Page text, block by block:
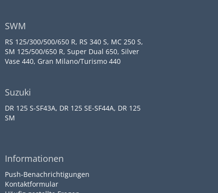
SWM
RS 125/300/500/650 R, RS 340 S, MC 250 S,
SM 125/500/650 R, Super Dual 650, Silver
Vase 440, Gran Milano/Turismo 440
Suzuki
DR 125 S-SF43A, DR 125 SE-SF44A, DR 125
SM
Informationen
Push-Benachrichtigungen
Kontaktformular